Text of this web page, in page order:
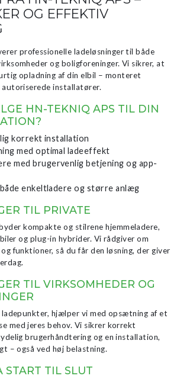
OG EFFEKTIV
professionelle ladeløsninger til både
og boligforeninger. Vi sikrer, at
opladning af din elbil – monteret
installatører.
HN-TEKNIQ APS TIL DIN
korrekt installation
med optimal ladeeffekt
med brugervenlig betjening og app-
enkeltladere og større anlæg
TIL PRIVATE
kompakte og stilrene hjemmeladere,
og plug-in hybrider. Vi rådgiver om
funktioner, så du får den løsning, der giver
TIL VIRKSOMHEDER OG
hjælper vi med opsætning af et
med jeres behov. Vi sikrer korrekt
brugerhåndtering og en installation,
– også ved høj belastning.
START TIL SLUT